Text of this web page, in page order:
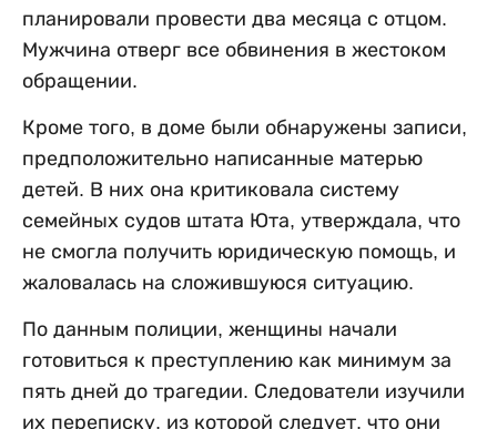
планировали провести два месяца с отцом.
Мужчина отверг все обвинения в жестоком
обращении.
Кроме того, в доме были обнаружены записи,
предположительно написанные матерью
детей. В них она критиковала систему
семейных судов штата Юта, утверждала, что
не смогла получить юридическую помощь, и
жаловалась на сложившуюся ситуацию.
По данным полиции, женщины начали
готовиться к преступлению как минимум за
пять дней до трагедии. Следователи изучили
их переписку, из которой следует, что они